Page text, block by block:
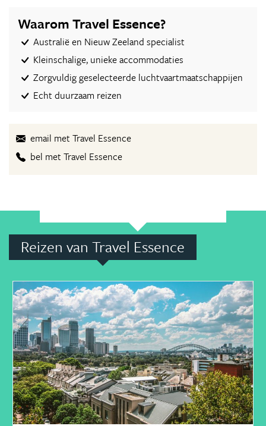
Waarom Travel Essence?
Australië en Nieuw Zeeland specialist
Kleinschalige, unieke accommodaties
Zorgvuldig geselecteerde luchtvaartmaatschappijen
Echt duurzaam reizen
email met Travel Essence
bel met Travel Essence
Reizen van Travel Essence